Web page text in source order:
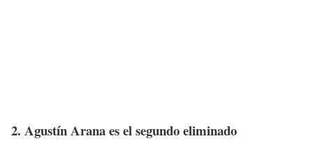
2. Agustín Arana es el segundo eliminado